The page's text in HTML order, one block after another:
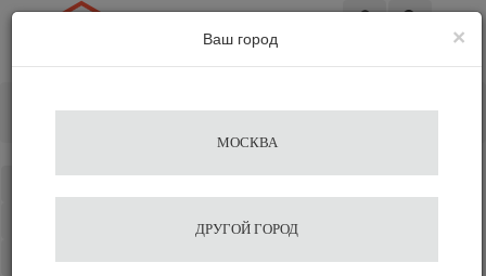
×
Ваш город
МОСКВА
ДРУГОЙ ГОРОД